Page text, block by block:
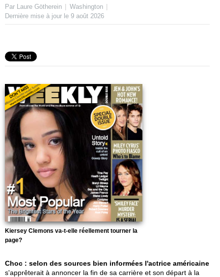
Par Laure Götherein
Washington
Dernière mise à jour le 9 août 2026
Kiersey Clemons va-t-elle réellement tourner la
page?
Choc : selon des sources bien informées l'actrice américaine
s'apprêterait à annoncer la fin de sa carrière et son départ à la